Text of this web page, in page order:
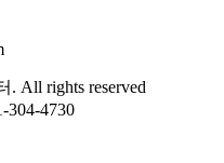
All rights reserved
304-4730